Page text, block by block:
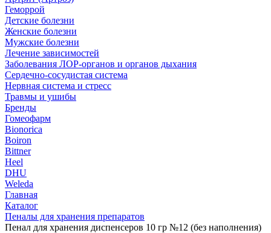
Геморрой
Детские болезни
Женские болезни
Мужские болезни
Лечение зависимостей
Заболевания ЛОР-органов и органов дыхания
Сердечно-сосудистая система
Нервная система и стресс
Травмы и ушибы
Бренды
Гомеофарм
Bionorica
Boiron
Bittner
Heel
DHU
Weleda
Главная
Каталог
Пеналы для хранения препаратов
Пенал для хранения диспенсеров 10 гр №12 (без наполнения)